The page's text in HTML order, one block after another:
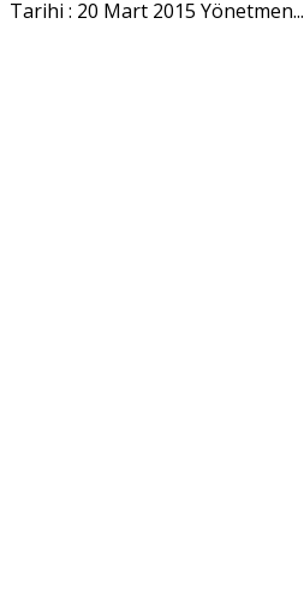
Tarihi : 20 Mart 2015 Yönetmen...